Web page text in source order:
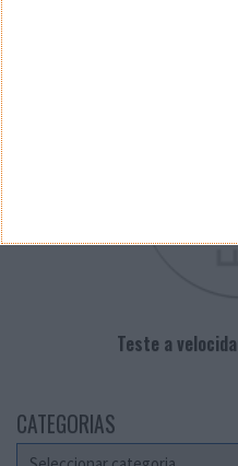
Teste a
CATEGORIAS
Categorias